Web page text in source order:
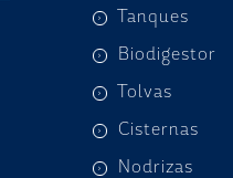
Tanques
Biodigestor
Tolvas
Cisternas
Nodrizas